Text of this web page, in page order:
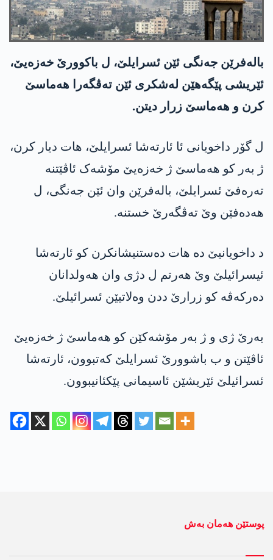
باله‌فرێن جه‌نگی ئێن ئسرایلێ، ل باكوورێ خه‌زه‌یێ،
ئێریشی پێگه‌هێن له‌شكری ئێن ته‌ڤگه‌را هه‌ماسێ
كرن و هه‌ماسێ زرار دیتن.
ل گۆر داخویانی ئا ئارته‌شا ئسرایلێ، ھات دیار کرن،
ژ بەر کو هه‌ماسێ ژ خەزەیێ مۆشەک ئاڤێتنە
تەرەفێ ئسرایلێ، باله‌فرێن وان ئێن جه‌نگی، ل
ھەدەفێن وێ ته‌ڤگه‌رێ خستنە.
د داخویانیێ ده‌ ھات دەستنیشانکرن كو ئارته‌شا
ئیسرائیلێ وێ ھەرتم ل دژی وان ھەولدانان
ده‌ركه‌ڤه‌ کو زرارێ ددن وەلاتیێن ئسرائیلێ.
بەرێ ژی و ژ بەر مۆشەکێن كو هه‌ماسێ ژ خەزەیێ
ئاڤێتن و ب باشوورێ ئسرایلێ كه‌تبوون، ئارته‌شا
ئسرائیلێ ئێریشێن ئاسیمانی پێكئانیبوون.
پوستێن ھەمان بەش